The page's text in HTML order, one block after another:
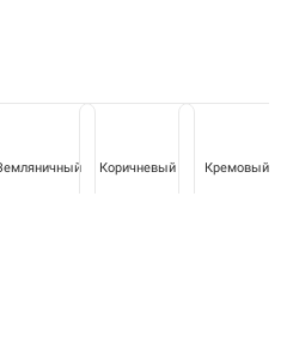
Коричневый Кремовый